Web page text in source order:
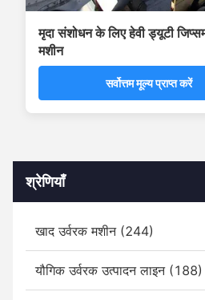
मृदा संशोधन के लिए हेवी ड्यूटी
मशीन
सर्वोत्तम मूल्य प्राप्त करें
श्रेणियाँ
खाद उर्वरक मशीन (244)
यौगिक उर्वरक उत्पादन लाइन (188)